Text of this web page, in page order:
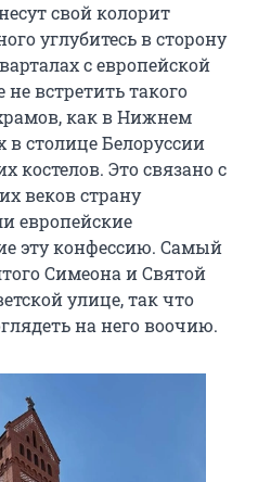
свой колорит
углубитесь в сторону
с европейской
встретить такого
как в Нижнем
в столице Белоруссии
костелов. Это связано с
веков страну
европейские
эту конфессию. Самый
Симеона и Святой
улице, так что
на него воочию.